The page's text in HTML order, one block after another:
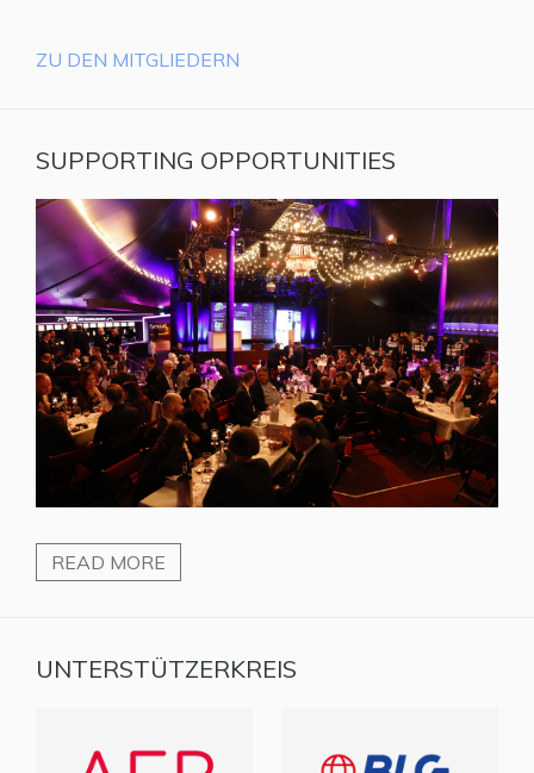
ZU DEN MITGLIEDERN
SUPPORTING OPPORTUNITIES
READ MORE
UNTERSTÜTZERKREIS